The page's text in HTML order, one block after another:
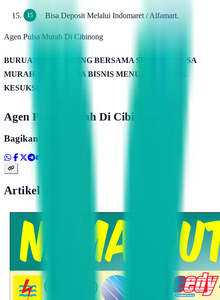
Bisa Deposit Melalui Indomaret / Alfamart.
Agen Pulsa Murah Di Cibinong
BURUAN BERGABUNG BERSAMA SERVER PULSA
MURAH KAMIMITRA BISNIS MENUJU PUNCAK
KESUKSESAN
Agen Pulsa Murah Di Cibinong
Bagikan Artikel
Artikel Terkait